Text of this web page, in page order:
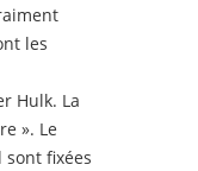
les
Hulk. La
». Le
fixées